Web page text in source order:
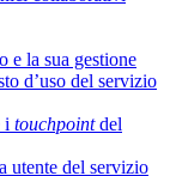
e la sua gestione
d’uso del servizio
i touchpointdel
utente del servizio